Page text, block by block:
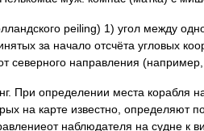
peiling) 1) угол между
за начало отсчёта угловых
северного направления
При определении места корабля
на карте известно, определяют
наблюдателя на судне к